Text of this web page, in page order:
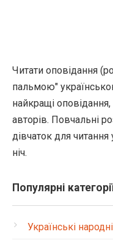
Читати оповідання
пальмою"
найкращі
авторів. Повчальні
дівчаток для
ніч.
Популярні
Українські